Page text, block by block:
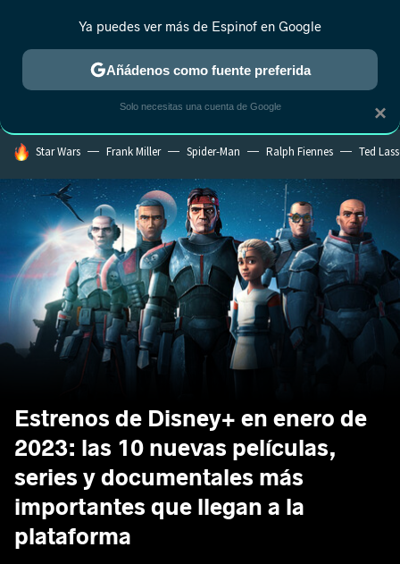
MENÚ NUEVO
ESTRENOS REALITY ANIME RANKINGS CINE
HOY SE HABLA DE
Star Wars Frank Miller Spider-Man Ralph Fiennes Ted
Estrenos de Disney+ en enero de
2023: las 10 nuevas películas,
series y documentales más
importantes que llegan a la
plataforma
×
Ya puedes ver más de Espinof en Google
Añádenos como fuente preferida
Solo necesitas una cuenta de Google